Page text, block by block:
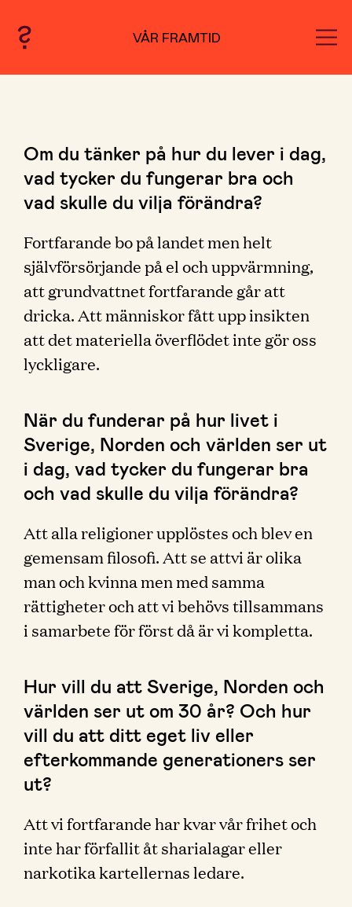
VÅR FRAMTID
Om du tänker på hur du lever i dag,
vad tycker du fungerar bra och
vad skulle du vilja förändra?
Fortfarande bo på landet men helt
självförsörjande på el och uppvärmning,
att grundvattnet fortfarande går att
dricka. Att människor fått upp insikten
att det materiella överflödet inte gör oss
lyckligare.
När du funderar på hur livet i
Sverige, Norden och världen ser ut
i dag, vad tycker du fungerar bra
och vad skulle du vilja förändra?
Att alla religioner upplöstes och blev en
gemensam filosofi. Att se attvi är olika
man och kvinna men med samma
rättigheter och att vi behövs tillsammans
i samarbete för först då är vi kompletta.
Hur vill du att Sverige, Norden och
världen ser ut om 30 år? Och hur
vill du att ditt eget liv eller
efterkommande generationers ser
ut?
Att vi fortfarande har kvar vår frihet och
inte har förfallit åt sharialagar eller
narkotika kartellernas ledare.